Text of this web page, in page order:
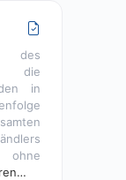
des
die
in
ohne